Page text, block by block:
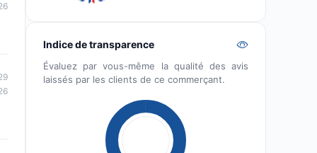
Indice de transparence
Évaluez par vous-même la qualité des avis
laissés par les clients de ce commerçant.